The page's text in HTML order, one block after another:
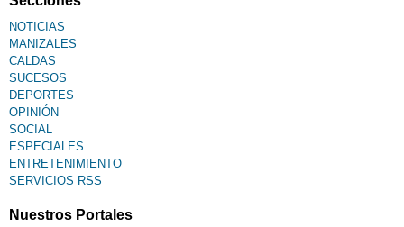
NOTICIAS
MANIZALES
CALDAS
SUCESOS
DEPORTES
OPINIÓN
SOCIAL
ESPECIALES
ENTRETENIMIENTO
SERVICIOS RSS
Nuestros Portales